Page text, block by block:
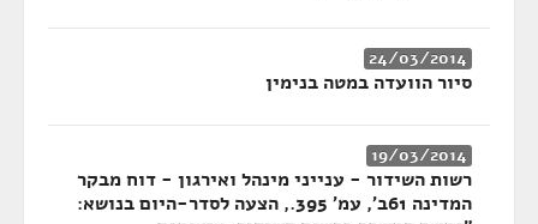
24/03/2014
סיור הוועדה במטה בנימין
19/03/2014
רשות השידור - ענייני מינהל ואירגון - דוח מבקר
המדינה 61ב', עמ' 395., הצעה לסדר-היום בנושא: